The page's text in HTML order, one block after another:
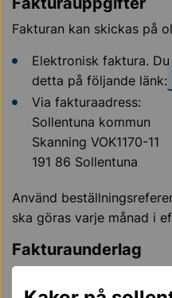
Fakturan kan skickas på
Elektronisk faktura.
detta på följande länk:
Via fakturaadress:
Sollentuna kommun
Skanning VOK1170-11
191 86 Sollentuna
Använd
ska göras varje månad i
Fakturaunderlag
tidigast den 10:e varje